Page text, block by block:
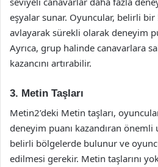
eşyalar sunar. Oyuncular, belirli bir
avlayarak sürekli olarak deneyim
Ayrıca, grup halinde canavarlara
kazancını artırabilir.
3. Metin Taşları
Metin2’deki Metin taşları,
deneyim puanı kazandıran önemli
belirli bölgelerde bulunur ve
edilmesi gerekir. Metin taşlarını